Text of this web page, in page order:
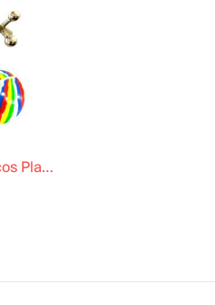
Juego de Yases Metálicos Plateados 6 Unidades + Pelota de Goma (En Bolsita Lista para Regalar)